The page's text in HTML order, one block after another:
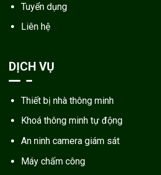
Tuyển dụng
Liên hệ
DỊCH VỤ
Thiết bị nhà thông minh
Khoá thông minh tự động
An ninh camera giám sát
Máy chấm công